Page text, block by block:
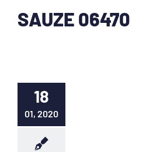
SAUZE 06470
18
01, 2020